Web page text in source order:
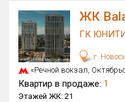
Только новые
Оценка ЕРЗ ЖК
от
ЖК
ГК
г.
«Речной вокзал,
Квартир в продаже: 1
Этажей ЖК: 21